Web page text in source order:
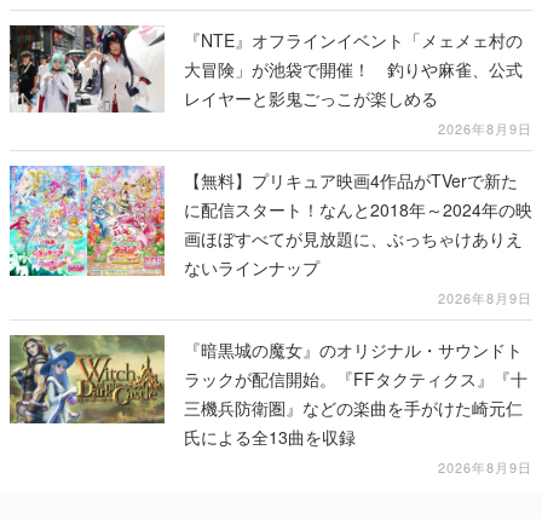
『NTE』オフラインイベント「メェメェ村の
大冒険」が池袋で開催！ 釣りや麻雀、公式
レイヤーと影鬼ごっこが楽しめる
2026年8月9日
【無料】プリキュア映画4作品がTVerで新た
に配信スタート！なんと2018年～2024年の映
画ほぼすべてが見放題に、ぶっちゃけありえ
ないラインナップ
2026年8月9日
『暗黒城の魔女』のオリジナル・サウンドト
ラックが配信開始。『FFタクティクス』『十
三機兵防衛圏』などの楽曲を手がけた崎元仁
氏による全13曲を収録
2026年8月9日